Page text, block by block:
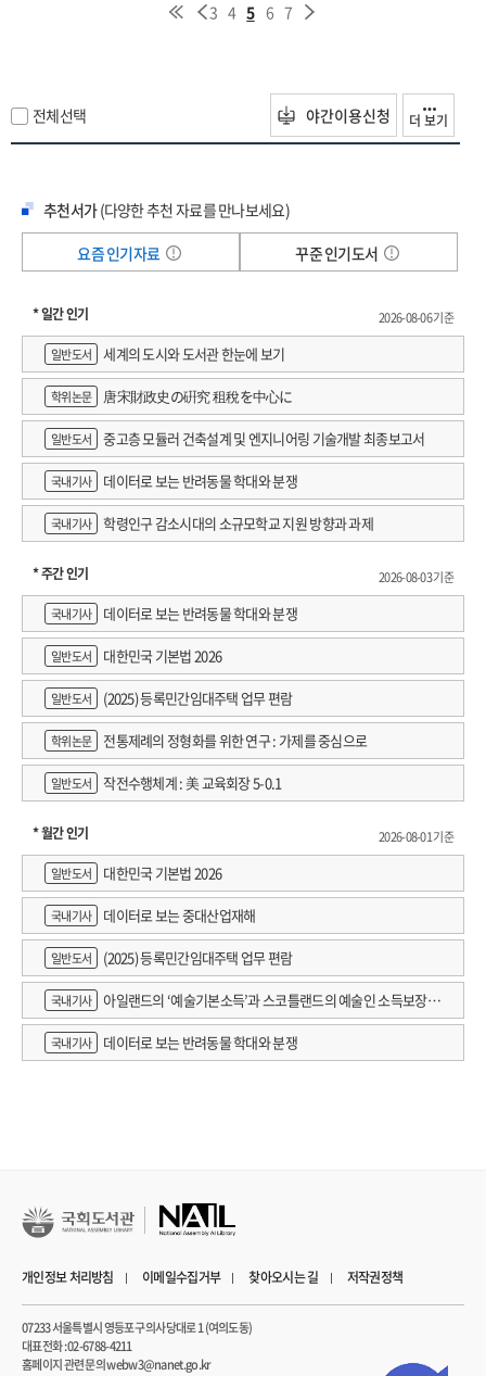
3 4 5 6 7
전체선택 야간이용신청 더 보기
추천서가(다양한 추천 자료를 만나보세요)
요즘 인기자료
꾸준 인기도서
* 일간 인기
2026-08-06 기준
일반도서
세계의 도시와 도서관 한눈에 보기
학위논문 唐宋財政史の硏究 租稅を中心に
일반도서 중고층 모듈러 건축설계 및 엔지니어링 기술개발 최종보고서
국내기사 데이터로 보는 반려동물 학대와 분쟁
국내기사 학령인구 감소시대의 소규모학교 지원 방향과 과제
* 주간 인기
2026-08-03 기준
국내기사
데이터로 보는 반려동물 학대와 분쟁
일반도서 대한민국 기본법 2026
일반도서 (2025) 등록민간임대주택 업무 편람
학위논문 전통제례의 정형화를 위한 연구 : 가제를 중심으로
일반도서 작전수행체계 : 美 교육회장 5-0.1
* 월간 인기
2026-08-01 기준
일반도서
대한민국 기본법 2026
국내기사 데이터로 보는 중대산업재해
일반도서 (2025) 등록민간임대주택 업무 편람
국내기사
아일랜드의 ‘예술기본소득’과 스코틀랜드의 예술인 소득보장정
책 논의
국내기사 데이터로 보는 반려동물 학대와 분쟁
개인정보 처리방침 이메일수집거부 찾아오시는 길 저작권정책
07233 서울특별시 영등포구 의사당대로 1 (여의도동)
대표전화 : 02-6788-4211
홈페이지 관련 문의 webw3@nanet.go.kr